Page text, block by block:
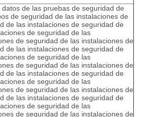
datos de las pruebas de seguridad de
de seguridad de las instalaciones de
de las instalaciones de seguridad de
de seguridad de las
de seguridad de las instalaciones de
de las instalaciones de seguridad de
de seguridad de las
de seguridad de las instalaciones de
de las instalaciones de seguridad de
de seguridad de las
de seguridad de las instalaciones de
de las instalaciones de seguridad de
de seguridad de las
de seguridad de las instalaciones de